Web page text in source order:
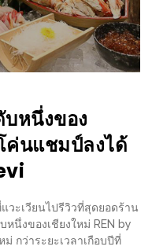
หนึ่งของ
ค่นแชมป์ลงได้
วะเวียนไปรีวิวที่สุดยอดร้าน
นึ่งของเชียงใหม่ REN by
ม่ กว่าระยะเวลาเกือบปีที่